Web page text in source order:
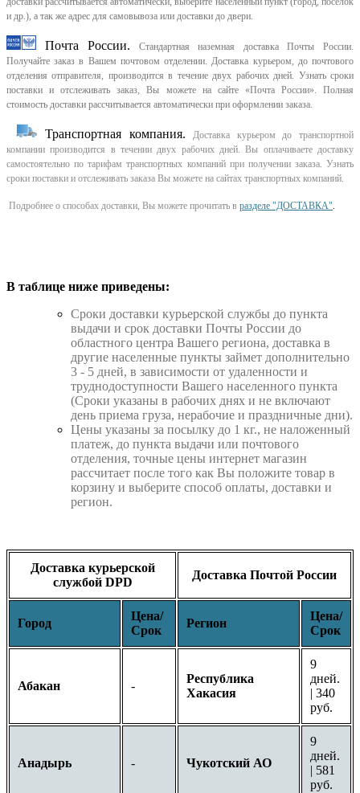
и др.), а так же адрес для самовывоза или доставки до двери.
Почта России.
Стандартная наземная доставка Почты России.
Получайте заказ в Вашем почтовом отделении. Доставка курьером, до почтового
отделения отправителя, производится в течение двух рабочих дней. Узнать сроки
поставки и отслеживать заказ, Вы можете на сайте «Почта России». Полная
стоимость доставки рассчитывается автоматически при оформлении заказа.
Транспортная компания.
Доставка курьером до транспортной
компании производится в течении двух рабочих дней. Вы оплачиваете доставку
самостоятельно по тарифам транспортных компаний при получении заказа. Узнать
сроки поставки и отслеживать заказа Вы можете на сайтах транспортных компаний.
Подробнее о способах доставки, Вы можете прочитать в разделе "ДОСТАВКА".
В таблице ниже приведены:
Cроки доставки курьерской службы до пункта
выдачи и срок доставки Почты России до
областного центра Вашего региона, доставка в
другие населенные пункты займет дополнительно
3 - 5 дней, в зависимости от удаленности и
труднодоступности Вашего населенного пункта
(Сроки указаны в рабочих днях и не включают
день приема груза, нерабочие и праздничные дни).
Цены указаны за посылку до 1 кг., не наложенный
платеж, до пункта выдачи или почтового
отделения, точные цены интернет магазин
рассчитает после того как Вы положите товар в
корзину и выберите способ оплаты, доставки и
регион.
Доставка курьерской
службой DPD
Доставка Почтой России
Город
Цена/
Срок
Регион
Цена/
Срок
Абакан -
Республика
Хакасия
9
дней.
| 340
руб.
Анадырь - Чукотский АО
9
дней.
| 581
руб.